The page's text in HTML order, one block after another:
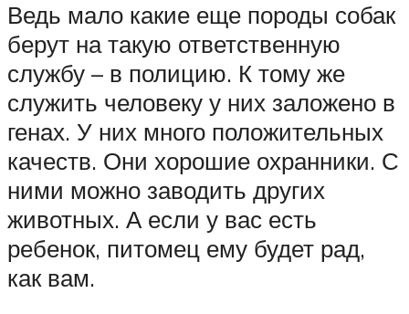
Ведь мало какие еще породы собак
берут на такую ответственную
службу – в полицию. К тому же
служить человеку у них заложено в
генах. У них много положительных
качеств. Они хорошие охранники. С
ними можно заводить других
животных. А если у вас есть
ребенок, питомец ему будет рад,
как вам.